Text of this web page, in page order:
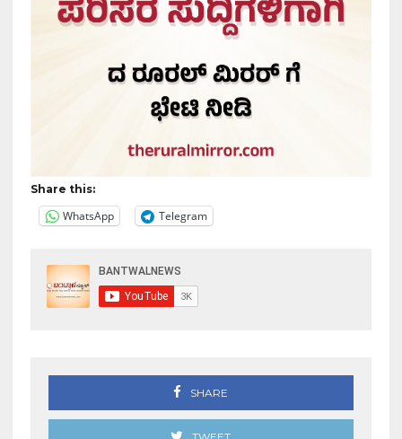
Share this:
WhatsApp Telegram
SHARE